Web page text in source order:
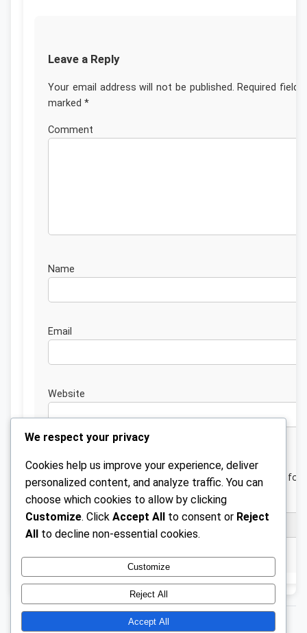
Leave a Reply
Your email address will not be published. Required fields
marked *
Website
Save my name, email, and website in this browser for
next time I comment.
We respect your privacy
Cookies help us improve your experience, deliver
personalized content, and analyze traffic. You can
choose which cookies to allow by clicking
Customize. Click Accept All to consent or Reject
All to decline non-essential cookies.
Customize
Reject All
Accept All